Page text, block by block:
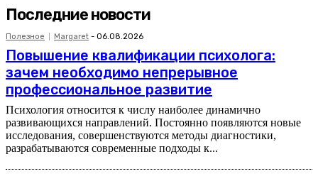
Последние новости
Полезное Margaret - 06.08.2026
Повышение квалификации психолога:
зачем необходимо непрерывное
профессиональное развитие
Психология относится к числу наиболее динамично
развивающихся направлений. Постоянно появляются новые
исследования, совершенствуются методы диагностики,
разрабатываются современные подходы к...